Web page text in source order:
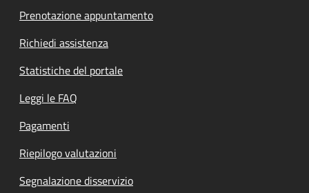
Prenotazione appuntamento
Richiedi assistenza
Statistiche del portale
Leggi le FAQ
Pagamenti
Riepilogo valutazioni
Segnalazione disservizio